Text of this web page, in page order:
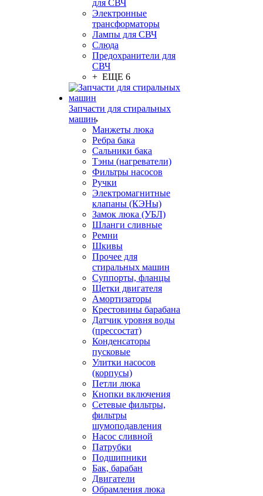
для СВЧ
Электронные
трансформаторы
Лампы для СВЧ
Слюда
Предохранители для
СВЧ
+ ЕЩЕ 6
Запчасти для стиральных
машин
Манжеты люка
Ребра бака
Сальники бака
Тэны (нагреватели)
Фильтры насосов
Ручки
Электромагнитные
клапаны (КЭНы)
Замок люка (УБЛ)
Шланги сливные
Ремни
Шкивы
Прочее для
стиральных машин
Суппорты, фланцы
Щетки двигателя
Амортизаторы
Крестовины барабана
Датчик уровня воды
(прессостат)
Конденсаторы
пусковые
Улитки насосов
(корпусы)
Петли люка
Кнопки включения
Сетевые фильтры,
фильтры
шумоподавления
Насос сливной
Патрубки
Подшипники
Бак, барабан
Двигатели
Обрамления люка